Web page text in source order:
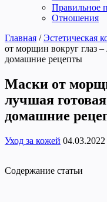
Правильное
Отношения
Главная / Эстетическая
от морщин вокруг глаз
домашние рецепты
Маски от
лучшая
домашние
Уход за кожей 04.03.2022
Содержание статьи